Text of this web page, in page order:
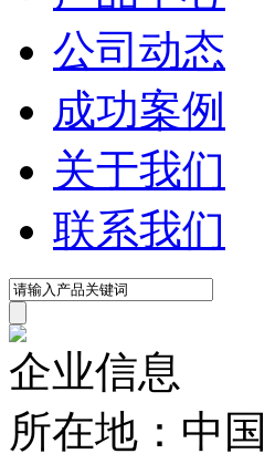
公司动态
成功案例
关于我们
联系我们
企业信息
所在地：中